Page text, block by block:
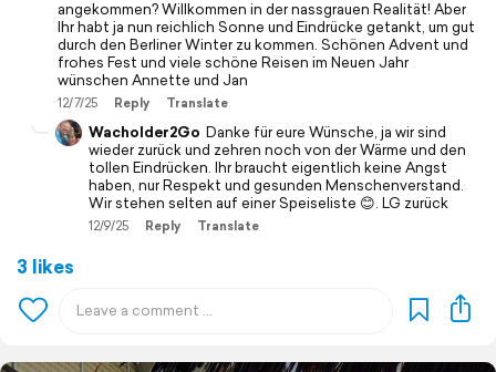
angekommen? Willkommen in der nassgrauen Realität! Aber
Ihr habt ja nun reichlich Sonne und Eindrücke getankt, um gut
durch den Berliner Winter zu kommen. Schönen Advent und
frohes Fest und viele schöne Reisen im Neuen Jahr
wünschen Annette und Jan
12/7/25 Reply Translate
Wacholder2Go Danke für eure Wünsche, ja wir sind
wieder zurück und zehren noch von der Wärme und den
tollen Eindrücken. Ihr braucht eigentlich keine Angst
haben, nur Respekt und gesunden Menschenverstand.
Wir stehen selten auf einer Speiseliste 😊. LG zurück
12/9/25 Reply Translate
3 likes